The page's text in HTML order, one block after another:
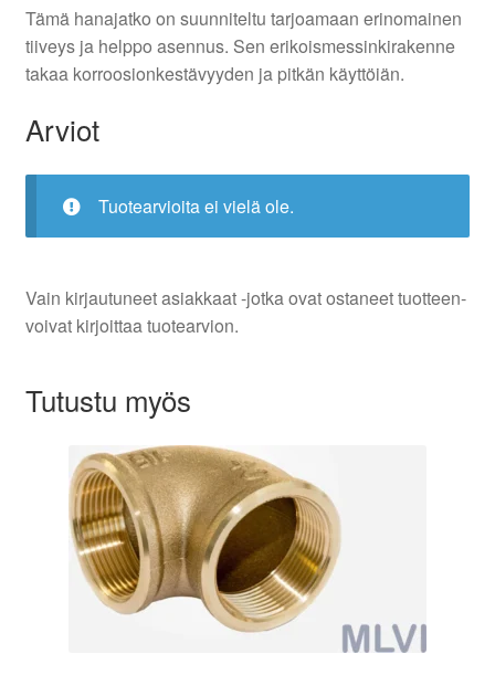
Tämä hanajatko on suunniteltu tarjoamaan erinomainen
tiiveys ja helppo asennus. Sen erikoismessinkirakenne
takaa korroosionkestävyyden ja pitkän käyttöiän.
Arviot
Tuotearvioita ei vielä ole.
Vain kirjautuneet asiakkaat -jotka ovat ostaneet tuotteen-
voivat kirjoittaa tuotearvion.
Tutustu myös